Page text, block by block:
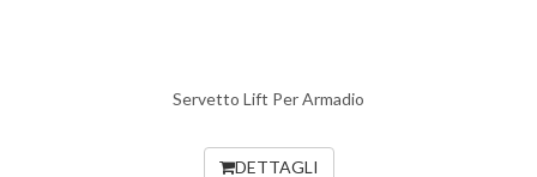
Servetto Lift Per Armadio
DETTAGLI